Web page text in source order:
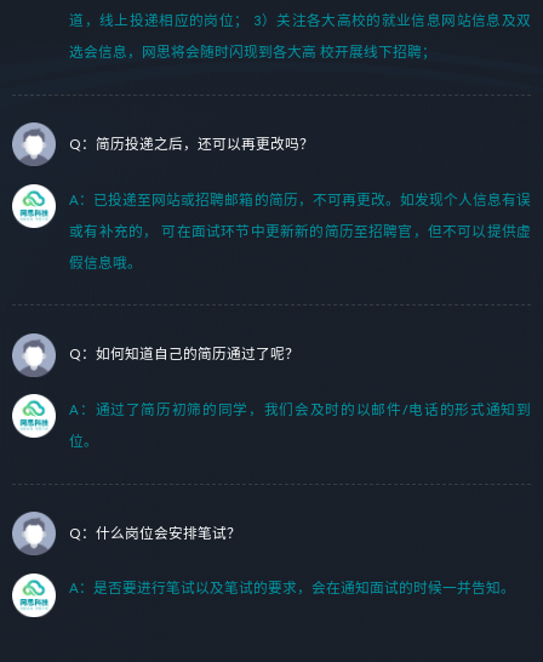
道，线上投递相应的岗位； 3）关注各大高校的就业信息网站信息及双
选会信息，网思将会随时闪现到各大高 校开展线下招聘；
Q：简历投递之后，还可以再更改吗？
A：已投递至网站或招聘邮箱的简历，不可再更改。如发现个人信息有误
或有补充的， 可在面试环节中更新新的简历至招聘官，但不可以提供虚
假信息哦。
Q：如何知道自己的简历通过了呢？
A：通过了简历初筛的同学，我们会及时的以邮件/电话的形式通知到
位。
Q：什么岗位会安排笔试？
A：是否要进行笔试以及笔试的要求，会在通知面试的时候一并告知。